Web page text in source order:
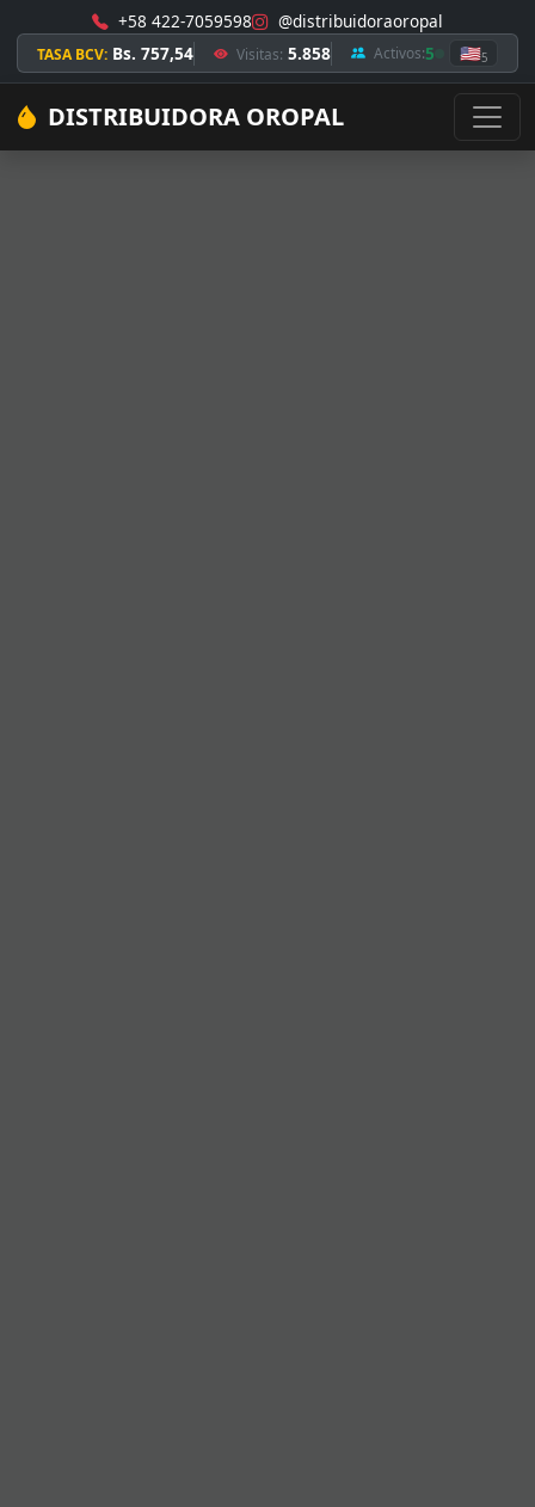
+58 422-7059598 @distribuidoraoropal
TASA BCV: Bs. 757,54 Visitas: 5.858 Activos:5 🇺🇸5
DISTRIBUIDORA OROPAL